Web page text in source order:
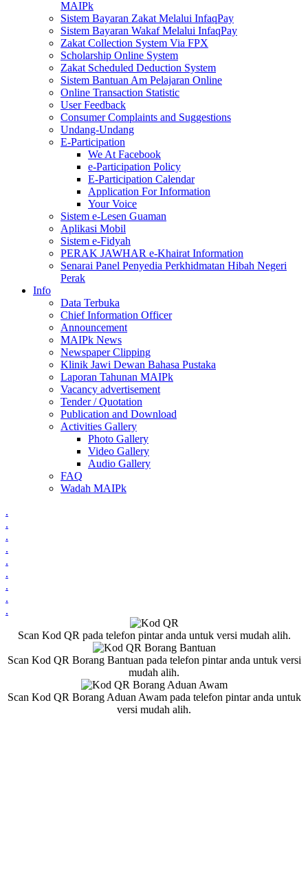
MAIPk
Sistem Bayaran Zakat Melalui InfaqPay
Sistem Bayaran Wakaf Melalui InfaqPay
Zakat Collection System Via FPX
Scholarship Online System
Zakat Scheduled Deduction System
Sistem Bantuan Am Pelajaran Online
Online Transaction Statistic
User Feedback
Consumer Complaints and Suggestions
Undang-Undang
E-Participation
We At Facebook
e-Participation Policy
E-Participation Calendar
Application For Information
Your Voice
Sistem e-Lesen Guaman
Aplikasi Mobil
Sistem e-Fidyah
PERAK JAWHAR e-Khairat Information
Senarai Panel Penyedia Perkhidmatan Hibah Negeri
Perak
Info
Data Terbuka
Chief Information Officer
Announcement
MAIPk News
Newspaper Clipping
Klinik Jawi Dewan Bahasa Pustaka
Laporan Tahunan MAIPk
Vacancy advertisement
Tender / Quotation
Publication and Download
Activities Gallery
Photo Gallery
Video Gallery
Audio Gallery
FAQ
Wadah MAIPk
.
.
.
.
.
.
.
.
.
Scan Kod QR pada telefon pintar anda untuk versi mudah alih.
Scan Kod QR Borang Bantuan pada telefon pintar anda untuk versi
mudah alih.
Scan Kod QR Borang Aduan Awam pada telefon pintar anda untuk
versi mudah alih.